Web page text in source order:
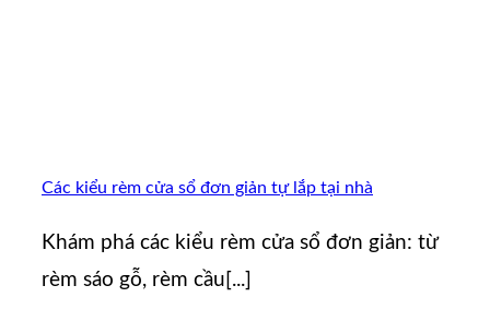
Các kiểu rèm cửa sổ đơn giản tự lắp tại nhà
Khám phá các kiểu rèm cửa sổ đơn giản: từ
rèm sáo gỗ, rèm cầu[...]